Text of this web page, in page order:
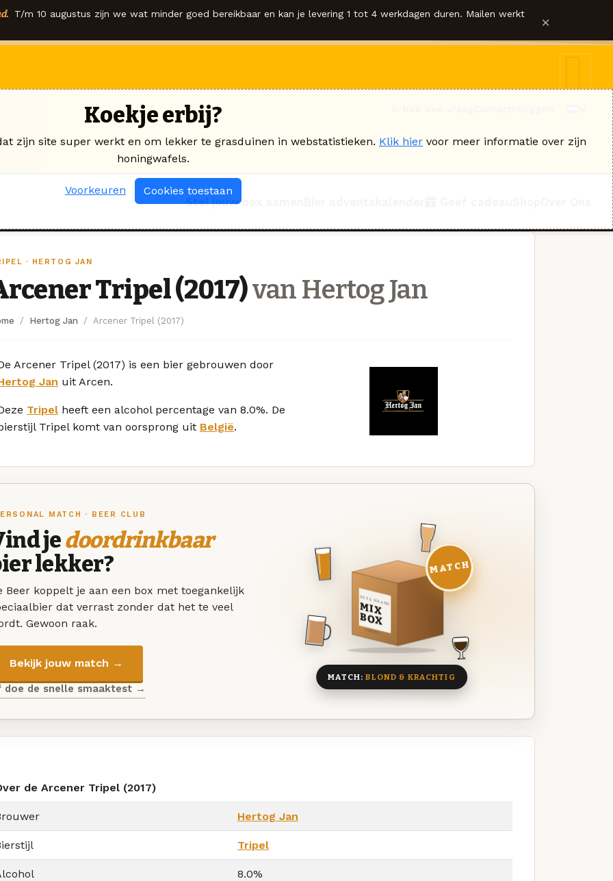
T/m 10 augustus zijn we wat minder goed bereikbaar en kan je levering 1 tot 4 werkdagen duren. Mailen werkt ×
Stel jouw box samen
· HERTOG JAN
Tripel (2017)van Hertog Jan
Hertog Jan Arcener Tripel (2017)
Arcener Tripel (2017) is een bier gebrouwen door
Jan uit Arcen.
Tripel heeft een alcohol percentage van 8.0%. De
Tripel komt van oorsprong uit België.
MATCH · BEER CLUB
jedoordrinkbaar
lekker?
Beer koppelt je aan een box met toegankelijk
dat verrast zonder dat het te veel
Gewoon raak.
Bekijk jouw match →
doe de snelle smaaktest →
DEZE MAAND
MIX
BOX
8 BIEREN
MATCH
MATCH:BLOND & KRACHTIG
de Arcener Tripel (2017)
Hertog Jan
Tripel
8.0%
Koekje erbij?
zijn site super werkt en om lekker te grasduinen in webstatistieken. Klik hier voor meer informatie over zijn
honingwafels.
Voorkeuren Cookies toestaan